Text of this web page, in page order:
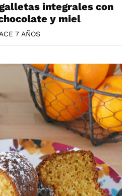
integrales con
y miel
7 AÑOS